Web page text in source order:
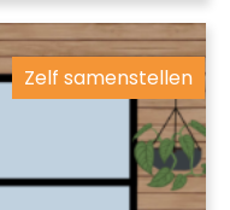
Zelf samenstellen